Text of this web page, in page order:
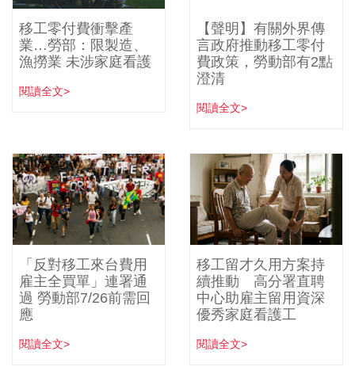
移工零付費衝擊產
業…勞部：限製造、
漁撈業 未涉家庭看護
閱讀全文>
【聲明】有關外界傳
言政府推動移工零付
費政策，勞動部有2點
澄清
閱讀全文>
「反對移工來台費用
雇主全買單」連署通
過 勞動部7/26前需回
應
閱讀全文>
移工留才久用方案持
續推動 高分署直聘
中心助雇主留用資深
優秀家庭看護工
閱讀全文>